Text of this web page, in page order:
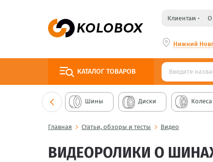
Клиентам О
Нижний
КАТАЛОГ ТОВАРОВ
Шины Диски
Главная Статьи, обзоры и тесты Видео
ВИДЕОРОЛИКИ О ШИНАХ